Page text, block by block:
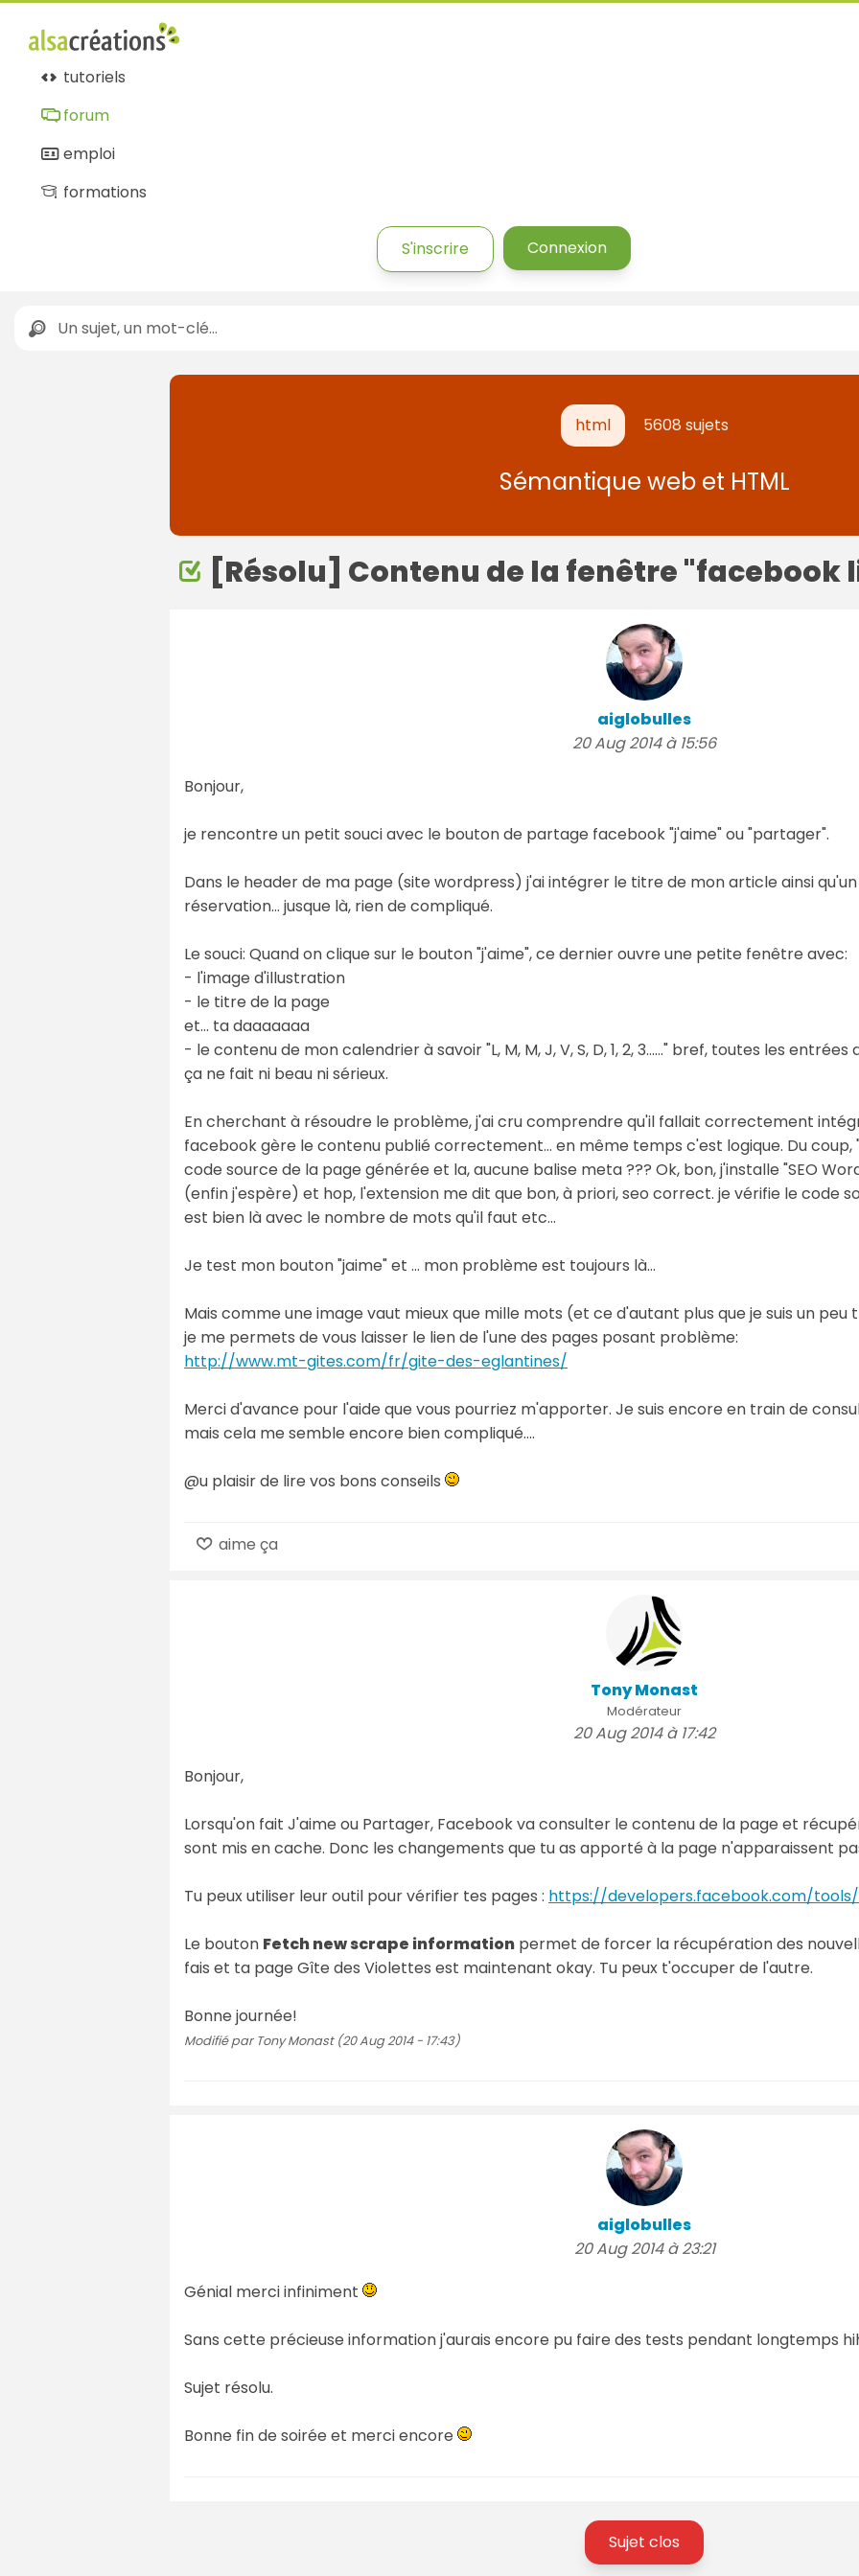
tutoriels
forum
emploi
formations
S'inscrire Connexion
html 5608 sujets
Sémantique web et HTML
[Résolu] Contenu de la fenêtre "facebook
aiglobulles
20 Aug 2014 à 15:56
Bonjour,
je rencontre un petit souci avec le bouton de partage facebook "j'aime" ou "partager".
Dans le header de ma page (site wordpress) j'ai intégrer le titre de mon article ainsi
réservation... jusque là, rien de compliqué.
Le souci: Quand on clique sur le bouton "j'aime", ce dernier ouvre une petite fenêtre avec:
- l'image d'illustration
- le titre de la page
et... ta daaaaaaa
- le contenu de mon calendrier à savoir "L, M, M, J, V, S, D, 1, 2, 3......" bref, toutes les
ça ne fait ni beau ni sérieux.
En cherchant à résoudre le problème, j'ai cru comprendre qu'il fallait correctement
facebook gère le contenu publié correctement... en même temps c'est logique. Du coup,
code source de la page générée et la, aucune balise meta ??? Ok, bon, j'installe "SEO
(enfin j'espère) et hop, l'extension me dit que bon, à priori, seo correct. je vérifie le code
est bien là avec le nombre de mots qu'il faut etc...
Je test mon bouton "jaime" et ... mon problème est toujours là...
Mais comme une image vaut mieux que mille mots (et ce d'autant plus que je suis un
je me permets de vous laisser le lien de l'une des pages posant problème:
http://www.mt-gites.com/fr/gite-des-eglantines/
Merci d'avance pour l'aide que vous pourriez m'apporter. Je suis encore en train de
mais cela me semble encore bien compliqué....
@u plaisir de lire vos bons conseils
aime ça
Tony Monast
Modérateur
20 Aug 2014 à 17:42
Bonjour,
Lorsqu'on fait J'aime ou Partager, Facebook va consulter le contenu de la page et
sont mis en cache. Donc les changements que tu as apporté à la page n'apparaissent
Tu peux utiliser leur outil pour vérifier tes pages : https://developers.facebook.com/
Le bouton Fetch new scrape information permet de forcer la récupération des
fais et ta page Gîte des Violettes est maintenant okay. Tu peux t'occuper de l'autre.
Bonne journée!
Modifié par Tony Monast (20 Aug 2014 - 17:43)
aiglobulles
20 Aug 2014 à 23:21
Génial merci infiniment
Sans cette précieuse information j'aurais encore pu faire des tests pendant longtemps
Sujet résolu.
Bonne fin de soirée et merci encore
Sujet clos